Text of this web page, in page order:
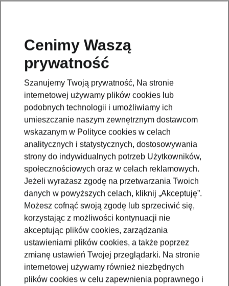
Cenimy Waszą
prywatność
Szanujemy Twoją prywatność, Na stronie
internetowej używamy plików cookies lub
podobnych technologii i umożliwiamy ich
umieszczanie naszym zewnętrznym dostawcom
wskazanym w Polityce cookies w celach
analitycznych i statystycznych, dostosowywania
strony do indywidualnych potrzeb Użytkowników,
społecznościowych oraz w celach reklamowych.
Jeżeli wyrażasz zgodę na przetwarzania Twoich
danych w powyższych celach, kliknij „Akceptuję”.
Możesz cofnąć swoją zgodę lub sprzeciwić się,
korzystając z możliwości kontynuacji nie
akceptując plików cookies, zarządzania
ustawieniami plików cookies, a także poprzez
zmianę ustawień Twojej przeglądarki. Na stronie
internetowej używamy również niezbędnych
plików cookies w celu zapewnienia poprawnego i